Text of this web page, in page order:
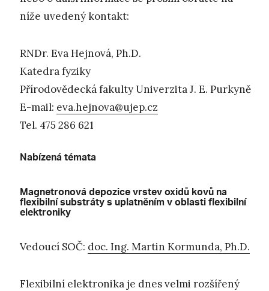
níže uvedený kontakt:
RNDr. Eva Hejnová, Ph.D.
Katedra fyziky
Přírodovědecká fakulty Univerzita J. E. Purkyně
E-mail: eva.hejnova@ujep.cz
Tel. 475 286 621
Nabízená témata
Magnetronová depozice vrstev oxidů kovů na
flexibilní substráty s uplatněním v oblasti flexibilní
elektroniky
Vedoucí SOČ: doc. Ing. Martin Kormunda, Ph.D.
Flexibilní elektronika je dnes velmi rozšířený